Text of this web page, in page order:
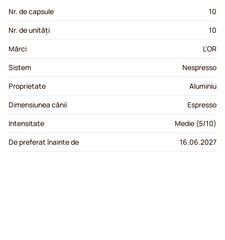
Nr. de capsule
10
Nr. de unități
10
Mărci
L'OR
Sistem
Nespresso
Proprietate
Aluminiu
Dimensiunea cănii
Espresso
Intensitate
Medie (5/10)
De preferat înainte de
16.06.2027